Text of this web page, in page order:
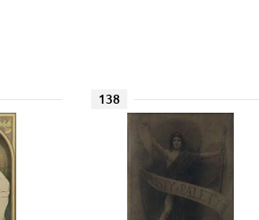
138